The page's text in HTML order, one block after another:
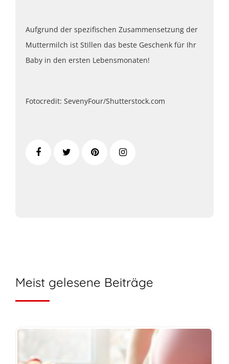
Aufgrund der spezifischen Zusammensetzung der
Muttermilch ist Stillen das beste Geschenk für Ihr
Baby in den ersten Lebensmonaten!
Fotocredit: SevenyFour/Shutterstock.com
Meist gelesene Beiträge